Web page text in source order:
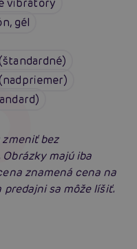
vibrátory
gél
bez
majú iba
znamená cena na
sa môže líšiť.